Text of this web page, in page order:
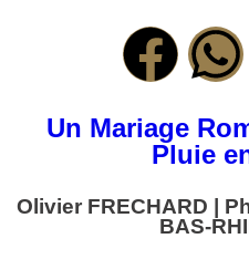
Un Mariage
Pluie
Olivier FRECHARD |
BAS-